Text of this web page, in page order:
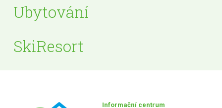
Ubytování
SkiResort
Informační centrum